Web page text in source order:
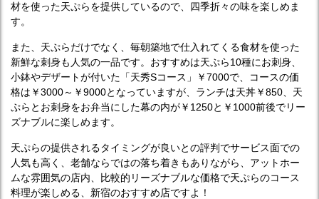
材を使った天ぷらを提供しているので、四季折々の味を楽しめま
す。
また、天ぷらだけでなく、毎朝築地で仕入れてくる食材を使った
新鮮な刺身も人気の一品です。おすすめは天ぷら10種にお刺身、
小鉢やデザートが付いた「天秀Sコース」￥7000で、コースの価
格は￥3000～￥9000となっていますが、ランチは天丼￥850、天
ぷらとお刺身をお弁当にした幕の内が￥1250と￥1000前後でリー
ズナブルに楽しめます。
天ぷらの提供されるタイミングが良いとの評判でサービス面での
人気も高く、老舗ならではの落ち着きもありながら、アットホー
ムな雰囲気の店内、比較的リーズナブルな価格で天ぷらのコース
料理が楽しめる、新宿のおすすめ店ですよ！